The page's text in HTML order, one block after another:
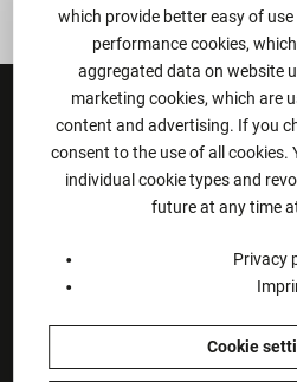
Martini · Mogg ·
Ferdinand-
D-56073
+49 261 - 88
+49 261 - 80
which provide better easy of
performance cookies,
aggregated data on website
marketing cookies, which are
content and advertising. If you
consent to the use of all cookies.
individual cookie types and
future at any time
Privacy
Cookie